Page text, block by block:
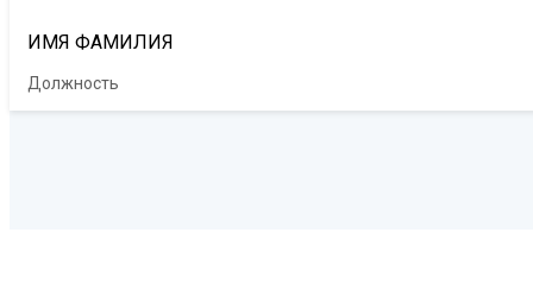
ИМЯ ФАМИЛИЯ
Должность